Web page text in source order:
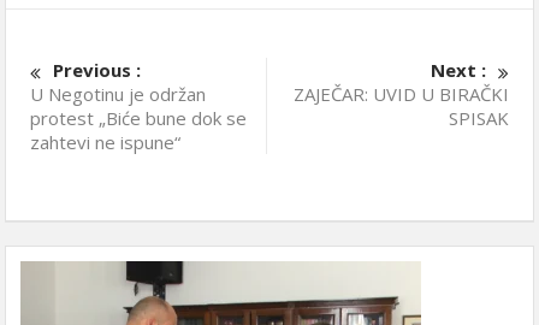
Previous :
U Negotinu je održan
protest „Biće bune dok se
zahtevi ne ispune“
Next :
ZAJEČAR: UVID U BIRAČKI
SPISAK